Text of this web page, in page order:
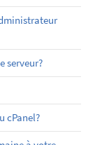
serveur?
cPanel?